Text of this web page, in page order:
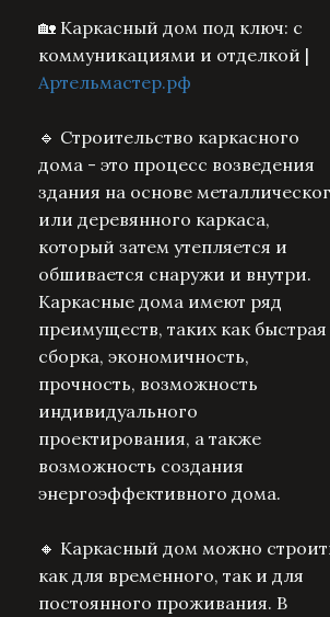
🏡 Каркасный дом под ключ: с
коммуникациями и отделкой |
Артельмастер.рф
🔹 Строительство каркасного
дома - это процесс возведения
здания на основе
или деревянного каркаса,
который затем утепляется и
обшивается снаружи и внутри.
Каркасные дома имеют ряд
преимуществ, таких как быстрая
сборка, экономичность,
прочность, возможность
индивидуального
проектирования, а также
возможность создания
энергоэффективного дома.
🔸 Каркасный дом можно
как для временного, так и для
постоянного проживания. В